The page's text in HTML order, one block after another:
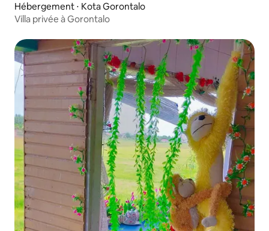
Hébergement ⋅ Kota Gorontalo
Villa privée à Gorontalo